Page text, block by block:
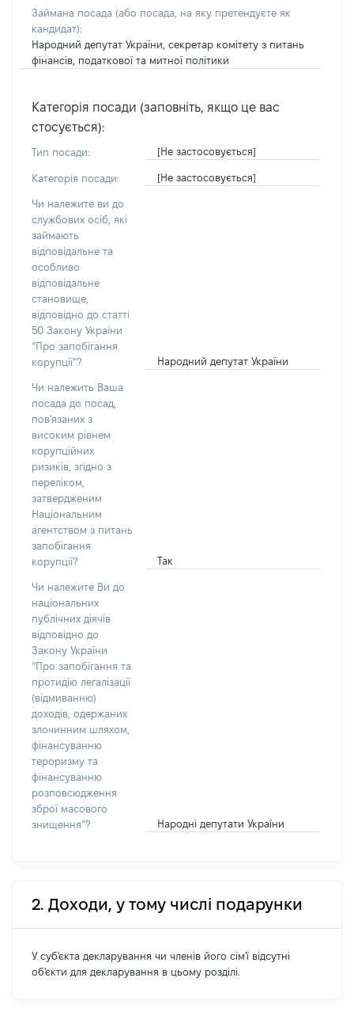
Займана посада (або посада, на яку претендуєте як
кандидат):
Народний депутат України, секретар комітету з питань
фінансів, податкової та митної політики
Категорія посади (заповніть, якщо це вас
стосується):
Тип посади: [Не застосовується]
Категорія посади: [Не застосовується]
Чи належите ви до
службових осіб, які
займають
відповідальне та
особливо
відповідальне
становище,
відповідно до статті
50 Закону України
“Про запобігання
корупції”?
Народний депутат України
Чи належить Ваша
посада до посад,
пов'язаних з
високим рівнем
корупційних
ризиків, згідно з
переліком,
затвердженим
Національним
агентством з питань
запобігання
корупції?
Так
Чи належите Ви до
національних
публічних діячів
відповідно до
Закону України
“Про запобігання та
протидію легалізації
(відмиванню)
доходів, одержаних
злочинним шляхом,
фінансуванню
тероризму та
фінансуванню
розповсюдження
зброї масового
знищення”?
Народні депутати України
2. Доходи, у тому числі подарунки
У суб'єкта декларування чи членів його сім'ї відсутні
об'єкти для декларування в цьому розділі.